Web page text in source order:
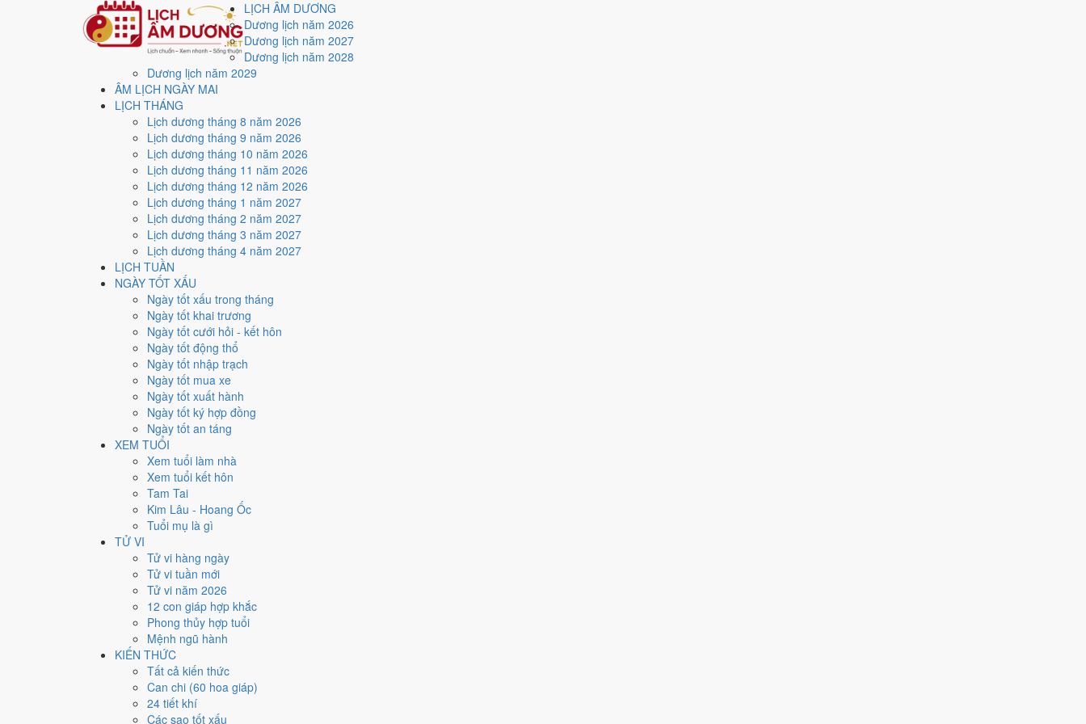
LỊCH ÂM DƯƠNG
Dương lịch năm 2026
Dương lịch năm 2027
Dương lịch năm 2028
Dương lịch năm 2029
ÂM LỊCH NGÀY MAI
LỊCH THÁNG
Lịch dương tháng 8 năm 2026
Lịch dương tháng 9 năm 2026
Lịch dương tháng 10 năm 2026
Lịch dương tháng 11 năm 2026
Lịch dương tháng 12 năm 2026
Lịch dương tháng 1 năm 2027
Lịch dương tháng 2 năm 2027
Lịch dương tháng 3 năm 2027
Lịch dương tháng 4 năm 2027
LỊCH TUẦN
NGÀY TỐT XẤU
Ngày tốt xấu trong tháng
Ngày tốt khai trương
Ngày tốt cưới hỏi - kết hôn
Ngày tốt động thổ
Ngày tốt nhập trạch
Ngày tốt mua xe
Ngày tốt xuất hành
Ngày tốt ký hợp đồng
Ngày tốt an táng
XEM TUỔI
Xem tuổi làm nhà
Xem tuổi kết hôn
Tam Tai
Kim Lâu - Hoang Ốc
Tuổi mụ là gì
TỬ VI
Tử vi hàng ngày
Tử vi tuần mới
Tử vi năm 2026
12 con giáp hợp khắc
Phong thủy hợp tuổi
Mệnh ngũ hành
KIẾN THỨC
Tất cả kiến thức
Can chi (60 hoa giáp)
24 tiết khí
Các sao tốt xấu
Trang chủ
Lịch năm 2022
Tháng 12/2022
Ngày 7/12/2022 (Giáp Ngọ)
Xem ngày7/12/2022
Ngày 7/12/2022 dương lịch (Thứ Tư) là ngày 14/11/2022 âm lịch
với điểm trung bình 3.1/10 cho các việc quan trọng. Giờ Hoàng Đạo trong ngày:
Ngày Dương
Thứ Tư
Tháng 12 năm 2022
Tháng 11 âm năm 2022
Giáp Ngọ
Ngày Giáp Ngọ có Trực
hẳn cưới hỏi, khai trương, động thổ.
Tuất, Dần, Mùi hợp ngày; tuổi
Ngày 7/12/2022 tốt hay xấu cho việc gì?
Ngày 7/12/2022 đạt3.1/10
sự) nhưng gặp Sao Tư Mệnh hoàng đạo nên điểm từng việc chênh nhau như bảng dưới.
Cưới hỏi - đính hôn
Xấu